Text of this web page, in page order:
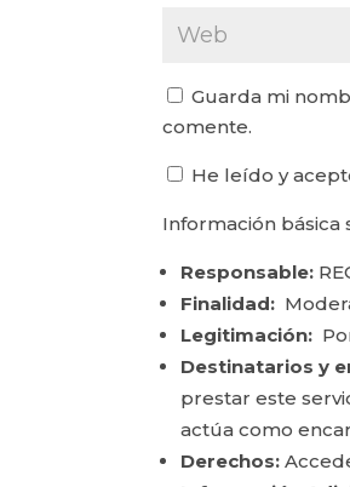
Guarda mi
comente.
He leído y
Información
Responsable:
Finalidad:
Legitimación:
Destinatarios y
prestar este
actúa como
Derechos: